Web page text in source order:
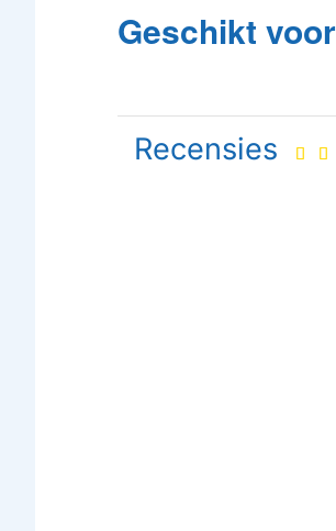
Geschikt voor
Recensies